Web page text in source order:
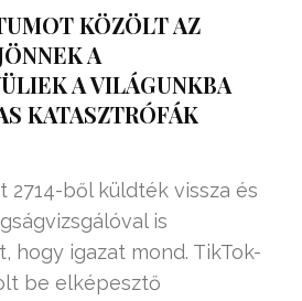
KÖZÖLT AZ
A
A VILÁGUNKBA
KATASZTRÓFÁK
2714-ből küldték vissza és
is
hogy igazat mond. TikTok-
be elképesztő